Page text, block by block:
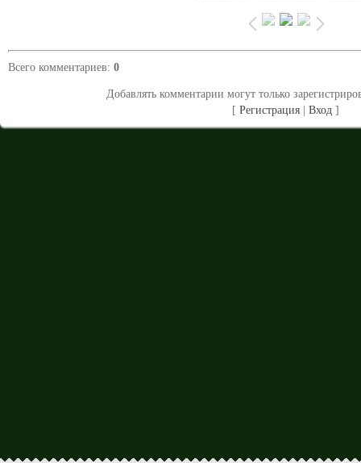
Всего комментариев: 0
Добавлять комментарии могут только
[Регистрация |Вход ]